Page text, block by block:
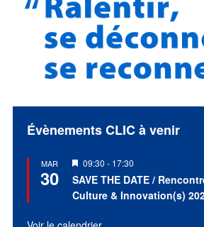
Évènements CLIC à venir
MAR
30
Mis
en
avant
09:30 - 17:30
SAVE THE DATE /
Culture & Innovation(s)